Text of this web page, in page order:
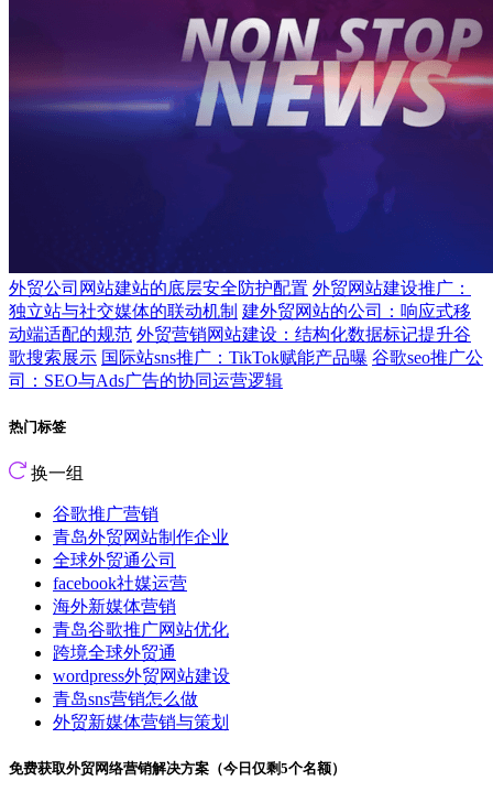
外贸公司网站建站的底层安全防护配置 外贸网站建设推广：
独立站与社交媒体的联动机制 建外贸网站的公司：响应式移
动端适配的规范 外贸营销网站建设：结构化数据标记提升谷
歌搜索展示 国际站sns推广：TikTok赋能产品曝 谷歌seo推广公
司：SEO与Ads广告的协同运营逻辑
热门标签
换一组
谷歌推广营销
青岛外贸网站制作企业
全球外贸通公司
facebook社媒运营
海外新媒体营销
青岛谷歌推广网站优化
跨境全球外贸通
wordpress外贸网站建设
青岛sns营销怎么做
外贸新媒体营销与策划
免费获取外贸网络营销解决方案（今日仅剩5个名额）